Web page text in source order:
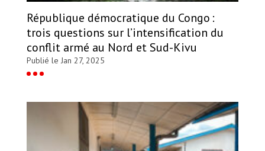
République démocratique du Congo :
trois questions sur l’intensification du
conflit armé au Nord et Sud-Kivu
Publié le Jan 27, 2025